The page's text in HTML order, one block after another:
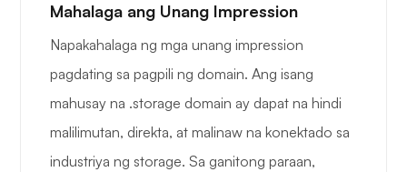
Mahalaga ang Unang Impression
Napakahalaga ng mga unang impression
pagdating sa pagpili ng domain. Ang isang
mahusay na .storage domain ay dapat na hindi
malilimutan, direkta, at malinaw na konektado sa
industriya ng storage. Sa ganitong paraan,